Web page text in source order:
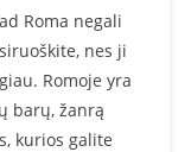
Roma negali
nes ji
Romoje yra
barų, žanrą
kurios galite